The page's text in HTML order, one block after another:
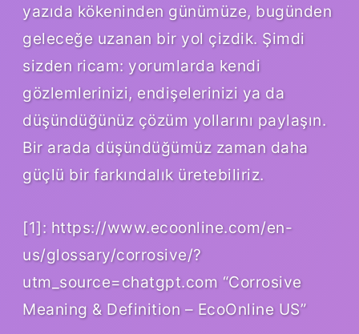
yazıda kökeninden günümüze, bugünden
geleceğe uzanan bir yol çizdik. Şimdi
sizden ricam: yorumlarda kendi
gözlemlerinizi, endişelerinizi ya da
düşündüğünüz çözüm yollarını paylaşın.
Bir arada düşündüğümüz zaman daha
güçlü bir farkındalık üretebiliriz.
[1]: https://www.ecoonline.com/en-
us/glossary/corrosive/?
utm_source=chatgpt.com “Corrosive
Meaning & Definition – EcoOnline US”